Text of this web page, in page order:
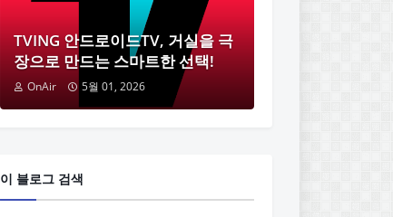
TVING 안드로이드TV, 거실을 극
장으로 만드는 스마트한 선택!
OnAir 5월 01, 2026
이 블로그 검색